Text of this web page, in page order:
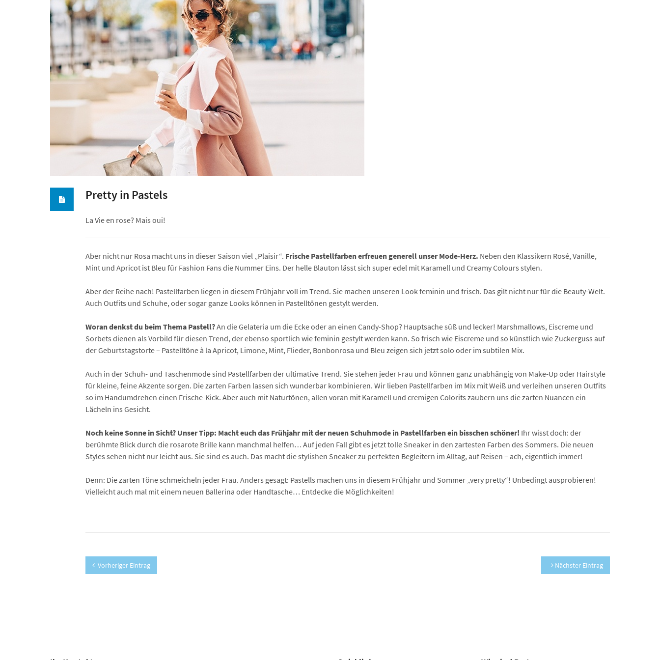
Pretty in Pastels
La Vie en rose? Mais oui!
Aber nicht nur Rosa macht uns in dieser Saison viel „Plaisir“. Frische Pastellfarben erfreuen generell unser Mode-Herz. Neben den Klassikern Rosé, Vanille,
Mint und Apricot ist Bleu für Fashion Fans die Nummer Eins. Der helle Blauton lässt sich super edel mit Karamell und Creamy Colours stylen.
Aber der Reihe nach! Pastellfarben liegen in diesem Frühjahr voll im Trend. Sie machen unseren Look feminin und frisch. Das gilt nicht nur für die Beauty-Welt.
Auch Outfits und Schuhe, oder sogar ganze Looks können in Pastelltönen gestylt werden.
Woran denkst du beim Thema Pastell?An die Gelateria um die Ecke oder an einen Candy-Shop? Hauptsache süß und lecker! Marshmallows, Eiscreme und
Sorbets dienen als Vorbild für diesen Trend, der ebenso sportlich wie feminin gestylt werden kann. So frisch wie Eiscreme und so künstlich wie Zuckerguss auf
der Geburtstagstorte – Pastelltöne à la Apricot, Limone, Mint, Flieder, Bonbonrosa und Bleu zeigen sich jetzt solo oder im subtilen Mix.
Auch in der Schuh- und Taschenmode sind Pastellfarben der ultimative Trend. Sie stehen jeder Frau und können ganz unabhängig von Make-Up oder Hairstyle
für kleine, feine Akzente sorgen. Die zarten Farben lassen sich wunderbar kombinieren. Wir lieben Pastellfarben im Mix mit Weiß und verleihen unseren Outfits
so im Handumdrehen einen Frische-Kick. Aber auch mit Naturtönen, allen voran mit Karamell und cremigen Colorits zaubern uns die zarten Nuancen ein
Lächeln ins Gesicht.
Noch keine Sonne in Sicht? Unser Tipp: Macht euch das Frühjahr mit der neuen Schuhmode in Pastellfarben ein bisschen schöner! Ihr wisst doch: der
berühmte Blick durch die rosarote Brille kann manchmal helfen… Auf jeden Fall gibt es jetzt tolle Sneaker in den zartesten Farben des Sommers. Die neuen
Styles sehen nicht nur leicht aus. Sie sind es auch. Das macht die stylishen Sneaker zu perfekten Begleitern im Alltag, auf Reisen – ach, eigentlich immer!
Denn: Die zarten Töne schmeicheln jeder Frau. Anders gesagt: Pastells machen uns in diesem Frühjahr und Sommer „very pretty“! Unbedingt ausprobieren!
Vielleicht auch mal mit einem neuen Ballerina oder Handtasche… Entdecke die Möglichkeiten!
Vorheriger Eintrag Nächster Eintrag